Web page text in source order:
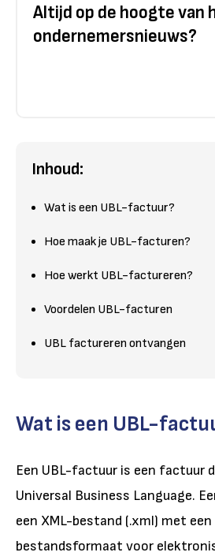
Altijd op de hoogte van
ondernemersnieuws?
Inhoud:
Wat is een UBL-factuur?
Hoe maak je UBL-facturen?
Hoe werkt UBL-factureren?
Voordelen UBL-facturen
UBL factureren ontvangen
Wat is een UBL-
Een UBL-factuur is een factuur
Universal Business Language.
een XML-bestand (.xml) met een
bestandsformaat voor